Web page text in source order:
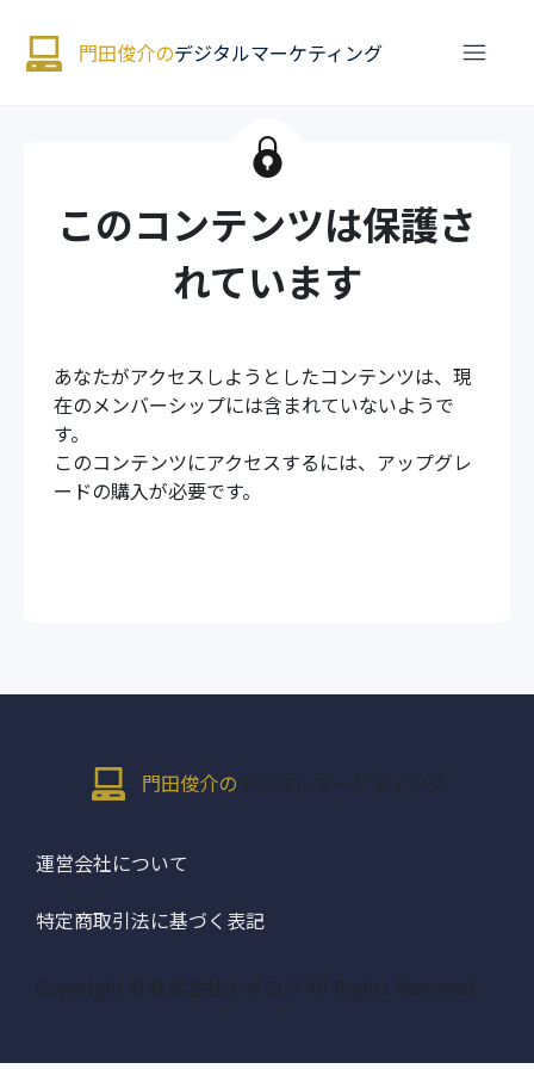
門田俊介のデジタルマーケティング
このコンテンツは保護さ
れています
あなたがアクセスしようとしたコンテンツは、現
在のメンバーシップには含まれていないようで
す。
このコンテンツにアクセスするには、アップグレ
ードの購入が必要です。
門田俊介の デジタルマーケティング
運営会社について
特定商取引法に基づく表記
Copyright © 株式会社トポロジ All Rights Reserved.